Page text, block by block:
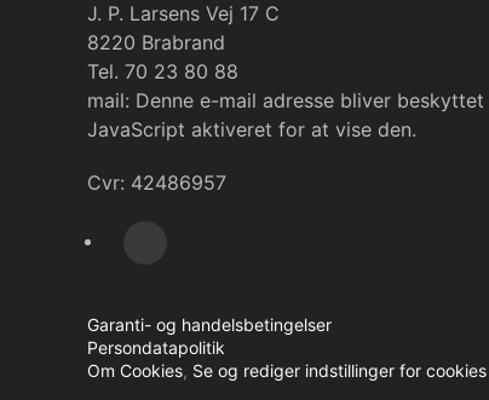
J. P. Larsens Vej 17 C
8220 Brabrand
Tel. 70 23 80 88
mail: Denne e-mail adresse bliver
JavaScript aktiveret for at vise den.
Cvr: 42486957
Garanti- og handelsbetingelser
Persondatapolitik
Om Cookies, Se og rediger indstillinger for cookies